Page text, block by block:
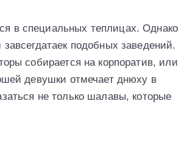
в специальных теплицах. Однако
подобных заведений.
собирается на корпоратив, или
девушки отмечает днюху в
не только шалавы, которые